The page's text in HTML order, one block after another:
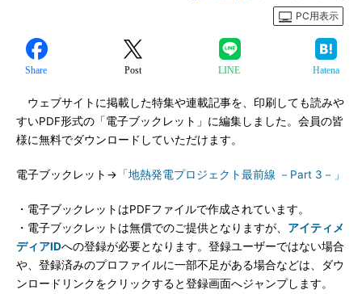
PC用表示
Share Post LINE Hatena
ウェブサイトに掲載した特集や連載記事を、印刷しても読みや
すいPDF形式の「電子ブックレット」に編集しました。会員の皆
様に無料でダウンロードしていただけます。
電子ブックレット→ 「地熱発電プロジェクト最前線 －Part 3－」
・電子ブックレットはPDFファイルで作成されています。
・電子ブックレットは無償でのご提供となりますが、 アイティメ
ディアIDへの登録が必要となります。登録ユーザーではない場合
や、登録済みのプロファイルに一部不足がある場合などは、ダウ
ンロードリンクをクリックすると登録画面へジャンプします。